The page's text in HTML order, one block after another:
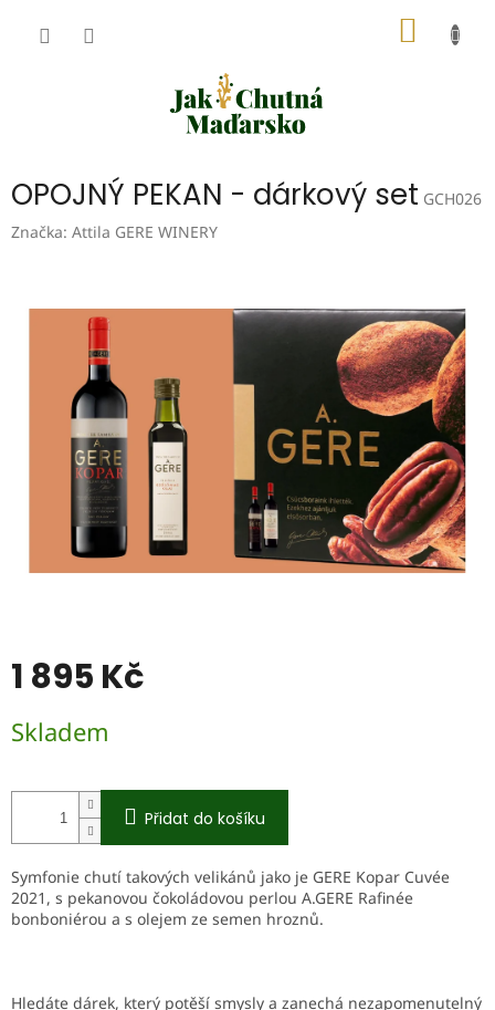
OPOJNÝ PEKAN - dárkový set GCH026
Značka: Attila GERE WINERY
1 895 Kč
cena:
Skladem
Přidat do košíku
Symfonie chutí takových velikánů jako je GERE Kopar Cuvée
2021, s pekanovou čokoládovou perlou A.GERE Rafinée
bonboniérou a s olejem ze semen hroznů.
Hledáte dárek, který potěší smysly a zanechá nezapomenutelný